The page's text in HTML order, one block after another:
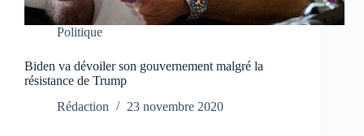
Politique
Biden va dévoiler son gouvernement malgré la
résistance de Trump
Rédaction
23 novembre 2020